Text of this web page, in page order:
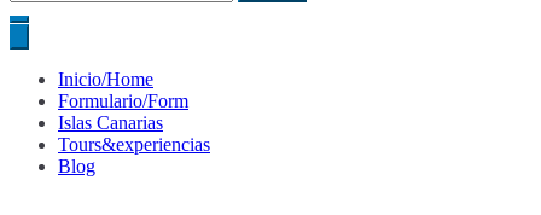
Inicio/Home
Formulario/Form
Islas Canarias
Tours&experiencias
Blog